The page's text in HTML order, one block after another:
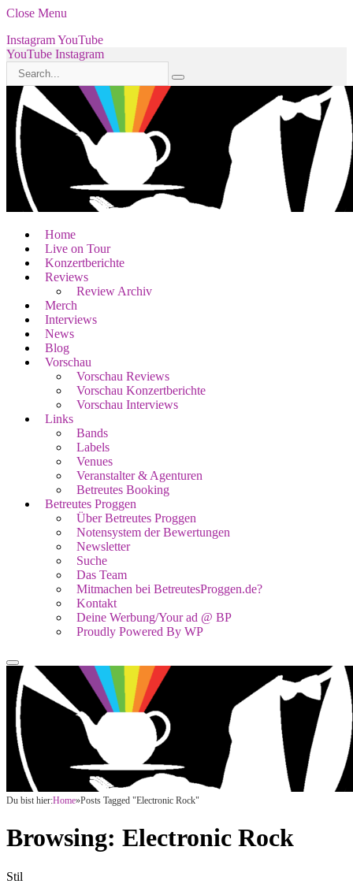
Close Menu
InstagramYouTube
YouTube Instagram
Home
Live on Tour
Konzertberichte
Reviews
Review Archiv
Merch
Interviews
News
Blog
Vorschau
Vorschau Reviews
Vorschau Konzertberichte
Vorschau Interviews
Links
Bands
Labels
Venues
Veranstalter & Agenturen
Betreutes Booking
Betreutes Proggen
Über Betreutes Proggen
Notensystem der Bewertungen
Newsletter
Suche
Das Team
Mitmachen bei BetreutesProggen.de?
Kontakt
Deine Werbung/Your ad @ BP
Proudly Powered By WP
Du bist hier:Home»Posts Tagged "Electronic Rock"
Browsing: Electronic Rock
Stil